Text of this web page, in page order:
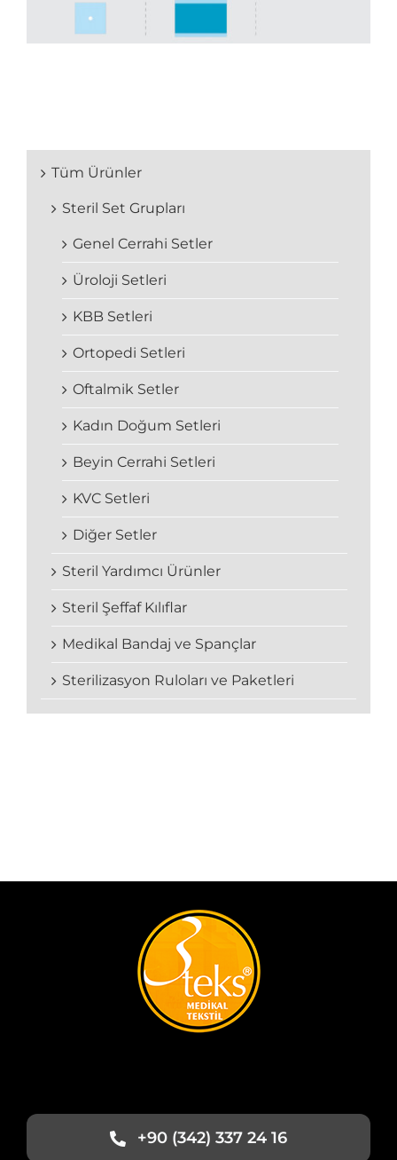
Tüm Ürünler
Steril Set Grupları
Genel Cerrahi Setler
Üroloji Setleri
KBB Setleri
Ortopedi Setleri
Oftalmik Setler
Kadın Doğum Setleri
Beyin Cerrahi Setleri
KVC Setleri
Diğer Setler
Steril Yardımcı Ürünler
Steril Şeffaf Kılıflar
Medikal Bandaj ve Spançlar
Sterilizasyon Ruloları ve Paketleri
+90 (342) 337 24 16